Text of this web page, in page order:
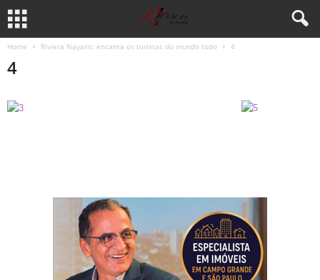
Home Riviera Nayarit: encanta os turistas do mundo todo 4
4